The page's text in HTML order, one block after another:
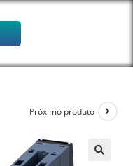
Próximo produto